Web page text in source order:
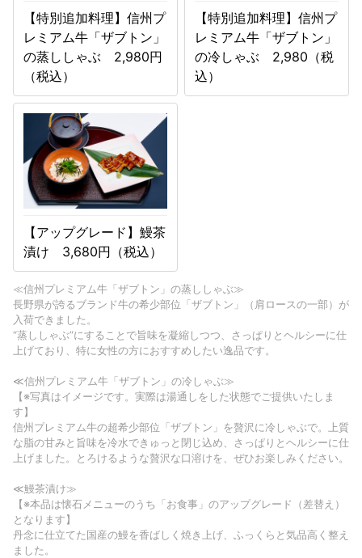
【特別追加料理】信州プ
レミアム牛「ザブトン」
の蒸ししゃぶ 2,980円
（税込）
【特別追加料理】信州プ
レミアム牛「ザブトン」
の冷しゃぶ 2,980（税
込）
【アップグレード】鰻茶
漬け 3,680円（税込）
≪信州プレミアム牛「ザブトン」の蒸ししゃぶ≫
長野県が誇るブランド牛の希少部位「ザブトン」（肩ロースの一部）が
入荷できました。
“蒸ししゃぶ”にすることで旨味を凝縮しつつ、さっぱりとヘルシーに仕
上げており、特に女性の方におすすめしたい逸品です。
≪信州プレミアム牛「ザブトン」の冷しゃぶ≫
【※写真はイメージです。実際は湯通しをした状態でご提供いたしま
す】
信州プレミアム牛の超希少部位「ザブトン」を贅沢に冷しゃぶで。上質
な脂の甘みと旨味を冷水できゅっと閉じ込め、さっぱりとヘルシーに仕
上げました。とろけるような贅沢な口溶けを、ぜひお楽しみください。
≪鰻茶漬け≫
【※本品は懐石メニューのうち「お食事」のアップグレード（差替え）
となります】
丹念に仕立てた国産の鰻を香ばしく焼き上げ、ふっくらと気品高く整え
ました。